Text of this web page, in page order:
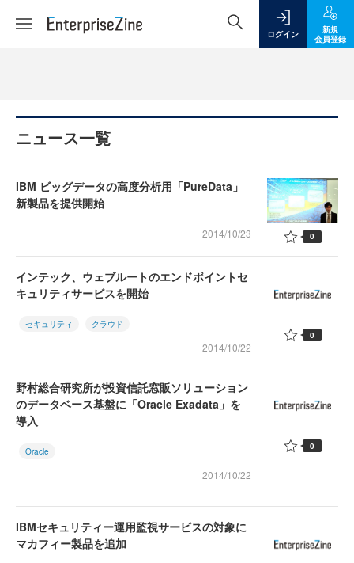
ログイン
新規
会員登録
ニュース一覧
IBM ビッグデータの高度分析用「PureData」
新製品を提供開始
2014/10/23 0
インテック、ウェブルートのエンドポイントセ
キュリティサービスを開始
セキュリティ クラウド
2014/10/22
0
野村総合研究所が投資信託窓販ソリューション
のデータベース基盤に「Oracle Exadata」を
導入
Oracle
2014/10/22
0
IBMセキュリティー運用監視サービスの対象に
マカフィー製品を追加